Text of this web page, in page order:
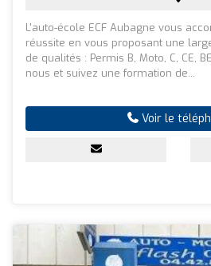
L'auto-école ECF Aubagne vous
réussite en vous proposant une
de qualités : Permis B, Moto, C, CE,
nous et suivez une formation de...
Voir le